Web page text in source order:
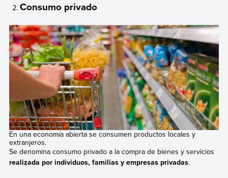
Consumo privado
En una economía abierta se consumen productos locales y
extranjeros.
Se denomina consumo privado a la compra de bienes y servicios
realizada por individuos, familias y empresas privadas.